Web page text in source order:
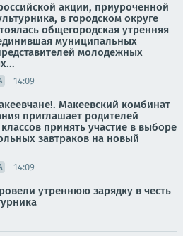
акции, приуроченной
в городском округе
общегородская утренняя
муниципальных
молодежных
14:09
Макеевский комбинат
приглашает родителей
принять участие в выборе
завтраков на новый
14:09
утреннюю зарядку в честь